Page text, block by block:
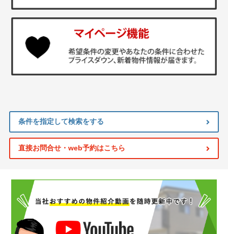
条件を指定して検索をする
直接お問合せ・web予約はこちら